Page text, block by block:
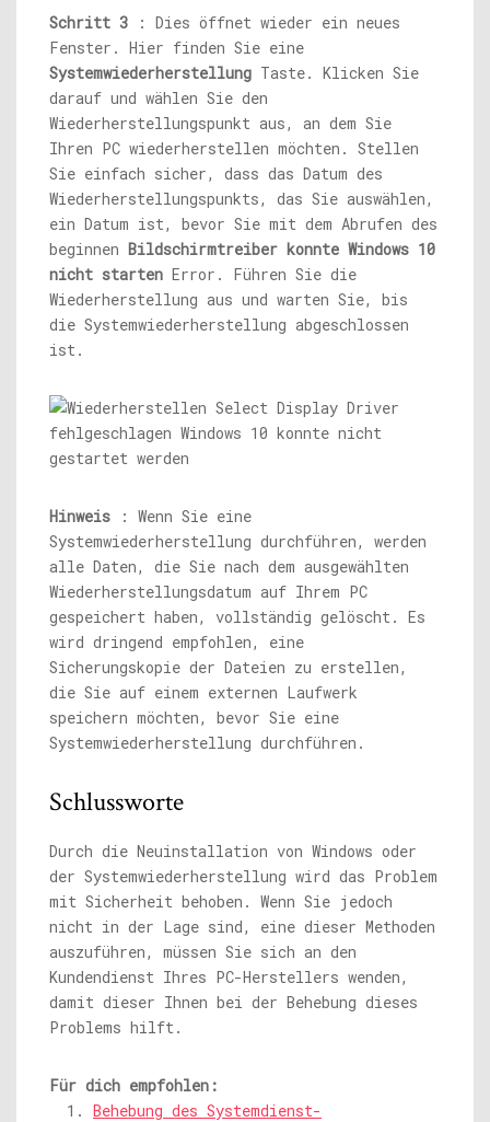
Schritt 3 : Dies öffnet wieder ein neues
Fenster. Hier finden Sie eine
Systemwiederherstellung Taste. Klicken Sie
darauf und wählen Sie den
Wiederherstellungspunkt aus, an dem Sie
Ihren PC wiederherstellen möchten. Stellen
Sie einfach sicher, dass das Datum des
Wiederherstellungspunkts, das Sie auswählen,
ein Datum ist, bevor Sie mit dem Abrufen des
beginnen Bildschirmtreiber konnte Windows 10
nicht starten Error. Führen Sie die
Wiederherstellung aus und warten Sie, bis
die Systemwiederherstellung abgeschlossen
ist.
Hinweis : Wenn Sie eine
Systemwiederherstellung durchführen, werden
alle Daten, die Sie nach dem ausgewählten
Wiederherstellungsdatum auf Ihrem PC
gespeichert haben, vollständig gelöscht. Es
wird dringend empfohlen, eine
Sicherungskopie der Dateien zu erstellen,
die Sie auf einem externen Laufwerk
speichern möchten, bevor Sie eine
Systemwiederherstellung durchführen.
Schlussworte
Durch die Neuinstallation von Windows oder
der Systemwiederherstellung wird das Problem
mit Sicherheit behoben. Wenn Sie jedoch
nicht in der Lage sind, eine dieser Methoden
auszuführen, müssen Sie sich an den
Kundendienst Ihres PC-Herstellers wenden,
damit dieser Ihnen bei der Behebung dieses
Problems hilft.
Für dich empfohlen:
Behebung des Systemdienst-